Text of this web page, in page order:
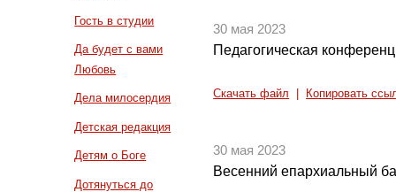
Гость в студии
Да будет с вами
Любовь
Дела милосердия
Детская редакция
Детям о Боге
Дотянуться до
30 мая 2023
Педагогическая
Скачать файл Копировать
30 мая 2023
Весенний епархиальный